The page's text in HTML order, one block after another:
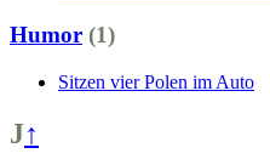
Humor (1)
Sitzen vier Polen im Auto
J↑